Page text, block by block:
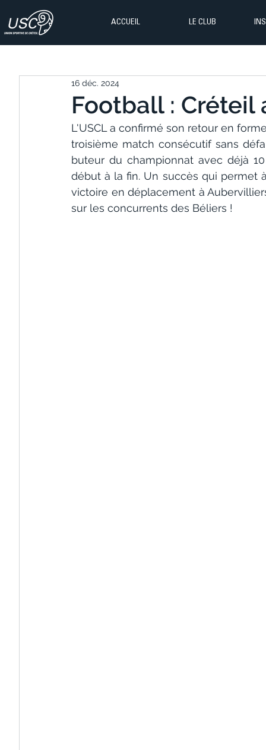
ACCUEIL LE CLUB
Football : Créteil
16 déc. 2024
L'USCL a confirmé son retour en
troisième match consécutif sans
buteur du championnat avec déjà
début à la fin. Un succès qui permet
victoire en déplacement à
sur les concurrents des Béliers !